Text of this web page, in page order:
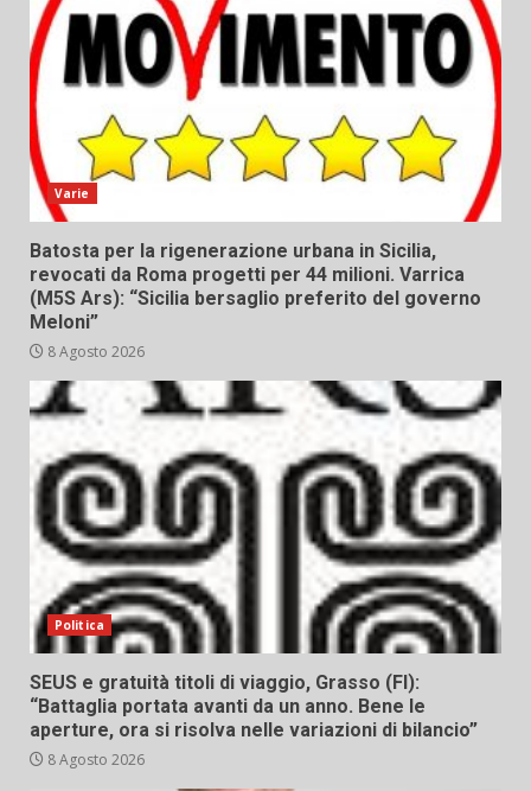
Varie
Batosta per la rigenerazione urbana in Sicilia,
revocati da Roma progetti per 44 milioni. Varrica
(M5S Ars): “Sicilia bersaglio preferito del governo
Meloni”
8 Agosto 2026
Politica
SEUS e gratuità titoli di viaggio, Grasso (FI):
“Battaglia portata avanti da un anno. Bene le
aperture, ora si risolva nelle variazioni di bilancio”
8 Agosto 2026